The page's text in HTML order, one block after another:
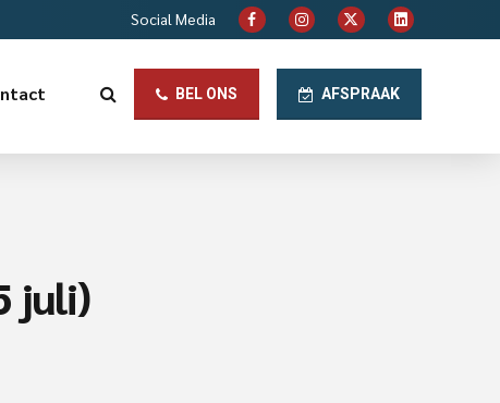
Social Media
BEL ONS AFSPRAAK
juli)